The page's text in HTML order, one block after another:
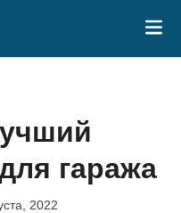
гаража
2022